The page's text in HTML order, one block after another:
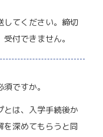
してください。締切
付できません。
ですか。
とは、入学手続後か
を深めてもらうと同